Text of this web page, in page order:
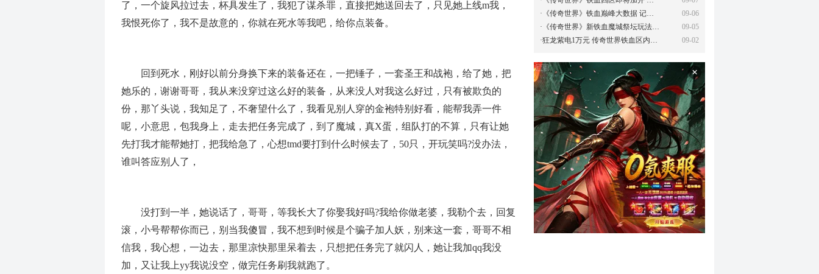
了，一个旋风拉过去，杯具发生了，我犯了谋杀罪，直接把她送回去了，只见她上线m我，
我恨死你了，我不是故意的，你就在死水等我吧，给你点装备。
回到死水，刚好以前分身换下来的装备还在，一把锤子，一套圣王和战袍，给了她，把
她乐的，谢谢哥哥，我从来没穿过这么好的装备，从来没人对我这么好过，只有被欺负的
份，那丫头说，我知足了，不奢望什么了，我看见别人穿的金袍特别好看，能帮我弄一件
呢，小意思，包我身上，走去把任务完成了，到了魔城，真X蛋，组队打的不算，只有让她
先打我才能帮她打，把我给急了，心想tmd要打到什么时候去了，50只，开玩笑吗?没办法，
谁叫答应别人了，
没打到一半，她说话了，哥哥，等我长大了你娶我好吗?我给你做老婆，我勒个去，回复
滚，小号帮帮你而已，别当我傻冒，我不想到时候是个骗子加人妖，别来这一套，哥哥不相
信我，我心想，一边去，那里凉快那里呆着去，只想把任务完了就闪人，她让我加qq我没
加，又让我上yy我说没空，做完任务刷我就跑了。
09-06
· 《传奇世界》铁血巅峰大数据 记…
09-05
· 《传奇世界》新铁血魔城祭坛玩法…
09-02
·狂龙紫电1万元 传奇世界铁血区内…
×